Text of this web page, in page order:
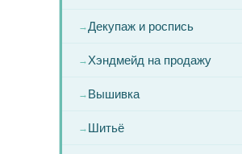
Декупаж и роспись
Хэндмейд на продажу
Вышивка
Шитьё